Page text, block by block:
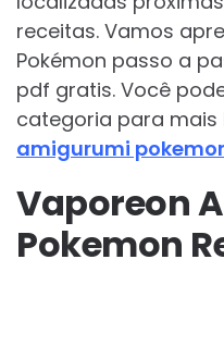
receitas. Vamos
Pokémon passo a
pdf gratis. Você
categoria para mais
amigurumi
Vaporeon
Pokemon